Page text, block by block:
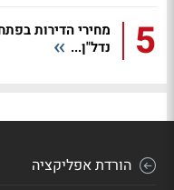
5
מחירי הדירות
נדל"ן...
הורדת אפליקציה